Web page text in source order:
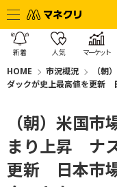
新着 人気 マーケット
HOME 市況概況
（朝
ダックが史上最高値を更新
（朝）米国
まり上昇 ナ
更新 日本市